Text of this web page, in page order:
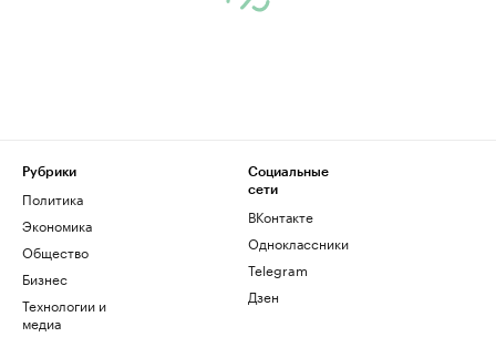
Рубрики
Политика
Экономика
Общество
Бизнес
Технологии и
медиа
Социальные
сети
ВКонтакте
Одноклассники
Telegram
Дзен